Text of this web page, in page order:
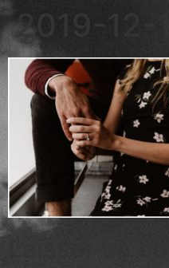
2019-12-
Laisser un